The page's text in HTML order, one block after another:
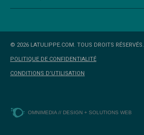
© 2026 LATULIPPE.COM. TOUS DROITS RÉSERVÉS.
POLITIQUE DE CONFIDENTIALITÉ
CONDITIONS D’UTILISATION
OMNIMEDIA // DESIGN + SOLUTIONS WEB